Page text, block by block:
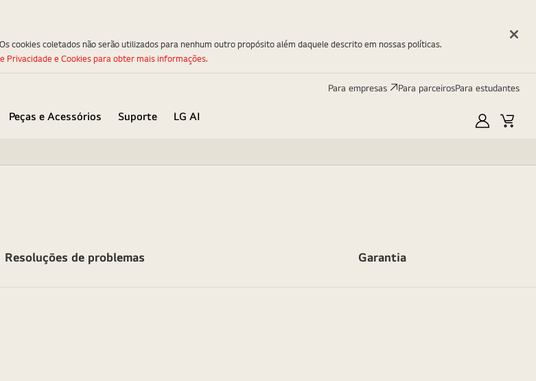
Para empresas Para parceirosPara estudantes
Peças e Acessórios Suporte
LG AI
Minha
Resoluções de problemas Garantia
cookies coletados não serão utilizados para nenhum outro propósito além daquele descrito em nossas políticas.
Privacidade e Cookies para obter mais informações.